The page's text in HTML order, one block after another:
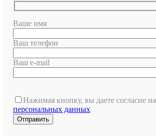
Ваше имя
Ваш телефон
Ваш e-mail
Нажимая кнопку, вы даете согласие на
персональных данных